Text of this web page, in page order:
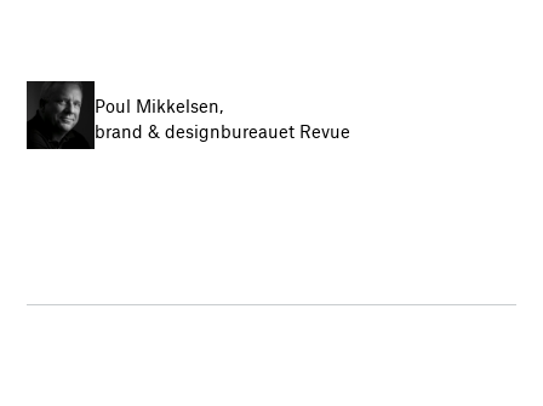
Poul Mikkelsen,
brand & designbureauet Revue